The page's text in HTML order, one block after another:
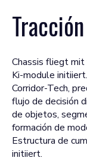
Tracción
Chassis fliegt
Ki-module
Corridor-Tech,
flujo de decisión
de objetos,
formación de
Estructura de
initiiert.